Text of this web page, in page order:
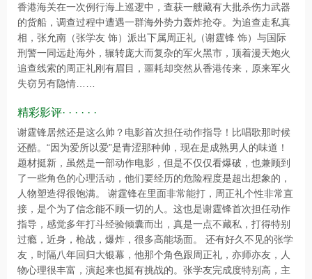
香港海关在一次例行海上巡逻中，查获一艘藏有大批杀伤力武器
的货船，调查过程中遭遇一群海外势力轰炸抢夺。为追查走私真
相，张允南（张学友 饰）派出下属周正礼（谢霆锋 饰）与国际
刑警一同远赴海外，辗转庞大而复杂的军火黑市，顶着漫天炮火
追查线索的周正礼刚有眉目，噩耗却突然从香港传来，原来军火
失窃另有隐情……
精彩影评· · · · · ·
谢霆锋居然还是这么帅？电影首次担任动作指导！比唱歌那时候
还酷。“因为爱所以爱”是青涩那种帅，现在是成熟男人的味道！
题材挺新，虽然是一部动作电影，但是不仅仅看爆破，也兼顾到
了一些角色的心理活动，他们要经历的危险程度是超出想象的，
人物塑造得很饱满。 谢霆锋在里面非常能打，周正礼个性非常直
接，是个为了信念能不顾一切的人。这也是谢霆锋首次担任动作
指导，感觉多年打斗经验倾囊而出，真是一点不藏私，打得特别
过瘾，近身，枪战，爆炸，很多高能场面。 还有好久不见的张学
友，时隔八年回归大银幕，他那个角色跟周正礼，亦师亦友，人
物心理很丰富，演起来也挺有挑战的。张学友完成度特别高，主